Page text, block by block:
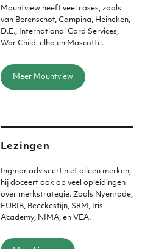
Mountview heeft veel cases, zoals
van Berenschot, Campina, Heineken,
D.E., International Card Services,
War Child, elho en Mascotte.
Meer Mountview
Lezingen
Ingmar adviseert niet alleen merken,
hij doceert ook op veel opleidingen
over merkstrategie. Zoals Nyenrode,
EURIB, Beeckestijn, SRM, Iris
Academy, NIMA, en VEA.